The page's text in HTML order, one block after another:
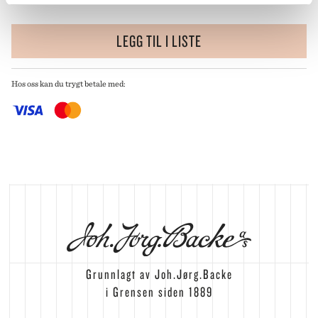
LEGG TIL I LISTE
Hos oss kan du trygt betale med:
Grunnlagt av Joh.Jørg.Backe
i Grensen siden 1889